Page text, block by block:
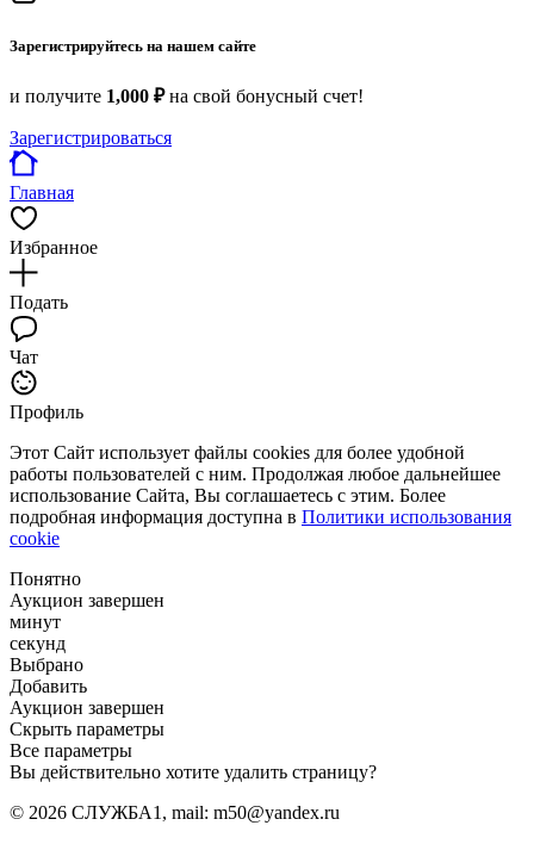
Зарегистрируйтесь на нашем сайте
и получите 1,000 ₽на свой бонусный счет!
Зарегистрироваться
Главная
Избранное
Подать
Чат
Профиль
Этот Сайт использует файлы cookies для более удобной
работы пользователей с ним. Продолжая любое дальнейшее
использование Сайта, Вы соглашаетесь с этим. Более
подробная информация доступна в Политики использования
cookie
Понятно
Аукцион завершен
минут
секунд
Выбрано
Добавить
Аукцион завершен
Скрыть параметры
Все параметры
Вы действительно хотите удалить страницу?
© 2026 СЛУЖБА1, mail: m50@yandex.ru